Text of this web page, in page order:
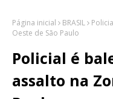
Página inicial BRASIL
Oeste de São Paulo
Policial é
assalto na